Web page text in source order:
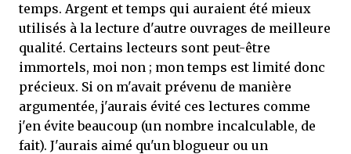
temps. Argent et temps qui auraient été mieux
utilisés à la lecture d'autre ouvrages de meilleure
qualité. Certains lecteurs sont peut-être
immortels, moi non ; mon temps est limité donc
précieux. Si on m'avait prévenu de manière
argumentée, j'aurais évité ces lectures comme
j'en évite beaucoup (un nombre incalculable, de
fait). J'aurais aimé qu'un blogueur ou un